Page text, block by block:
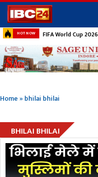
HOT NOW FIFA World Cup 2026
Home»bhilai bhilai
BHILAI BHILAI